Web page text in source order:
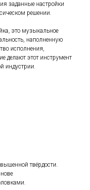
заданные настройки
решении.
это музыкальное
наполненную
исполнения,
делают этот инструмент
индустрии.
твёрдости.